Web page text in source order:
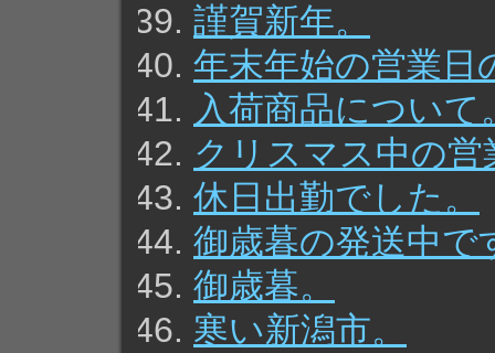
謹賀新年。
年末年始の営業日
入荷商品について
クリスマス中の
休日出勤でした。
御歳暮の発送中で
御歳暮。
寒い新潟市。